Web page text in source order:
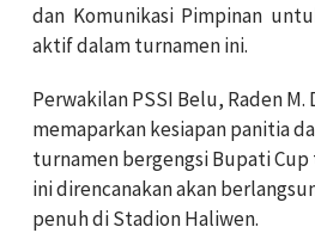
dan Komunikasi Pimpinan
aktif dalam turnamen ini.
Perwakilan PSSI Belu, Raden M.
memaparkan kesiapan panitia
turnamen bergengsi Bupati Cup
ini direncanakan akan
penuh di Stadion Haliwen.